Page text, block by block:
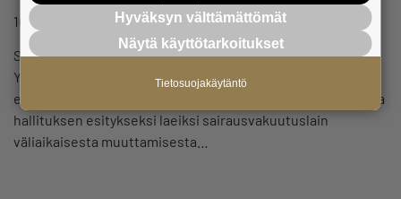
16.7.2026 klo 15:33 Lausunto
Sosiaali- ja terveysministeriöAsia: VN/13732/2026 Suomen
Yrittäjät kiittää mahdollisuudesta lausua hallituksen
esitysluonnoksesta koskien lausuntopyyntöä luonnoksesta
hallituksen esitykseksi laeiksi sairausvakuutuslain
väliaikaisesta muuttamisesta…
Hyväksyn välttämättömät
Näytä käyttötarkoitukset
Tietosuojakäytäntö